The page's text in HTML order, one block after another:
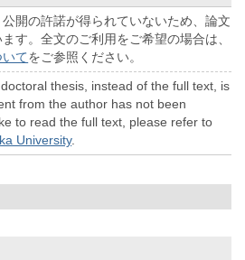
開の許諾が得られていないため、論文
す。全文のご利用をご希望の場合は、
てをご参照ください。
thesis, instead of the full text, is
from the author has not been
to read the full text, please refer to
University.